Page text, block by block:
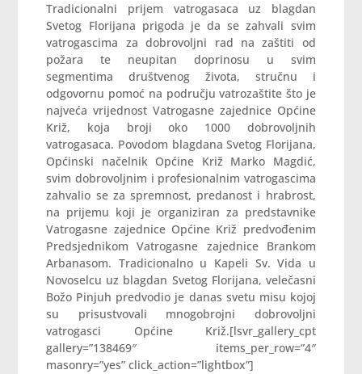
Tradicionalni prijem vatrogasaca uz blagdan
Svetog Florijana prigoda je da se zahvali svim
vatrogascima za dobrovoljni rad na zaštiti od
požara te neupitan doprinosu u svim
segmentima društvenog života, stručnu i
odgovornu pomoć na području vatrozaštite što je
najveća vrijednost Vatrogasne zajednice Općine
Križ, koja broji oko 1000 dobrovoljnih
vatrogasaca. Povodom blagdana Svetog Florijana,
Općinski načelnik Općine Križ Marko Magdić,
svim dobrovoljnim i profesionalnim vatrogascima
zahvalio se za spremnost, predanost i hrabrost,
na prijemu koji je organiziran za predstavnike
Vatrogasne zajednice Općine Križ predvođenim
Predsjednikom Vatrogasne zajednice Brankom
Arbanasom. Tradicionalno u Kapeli Sv. Vida u
Novoselcu uz blagdan Svetog Florijana, velečasni
Božo Pinjuh predvodio je danas svetu misu kojoj
su prisustvovali mnogobrojni dobrovoljni
vatrogasci Općine Križ.[lsvr_gallery_cpt
gallery=”138469″ items_per_row=”4″
masonry=”yes” click_action=”lightbox”]